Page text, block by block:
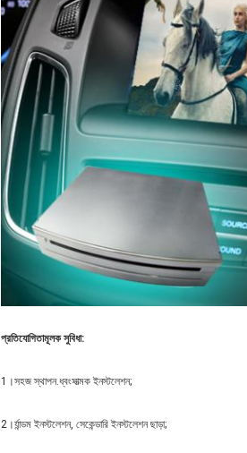
প্রতিযোগিতামূলক সুবিধা:
1।সহজ স্থাপন.ধ্বংসাত্মক ইনস্টলেশন;
2।র্যান্ডম ইনস্টলেশন, সেকেন্ডারি ইনস্টলেশন ছাড়া;